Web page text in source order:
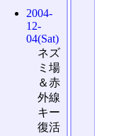
2004-
12-
04(Sat)
ネズ
ミ場
＆赤
外線
キー
復活